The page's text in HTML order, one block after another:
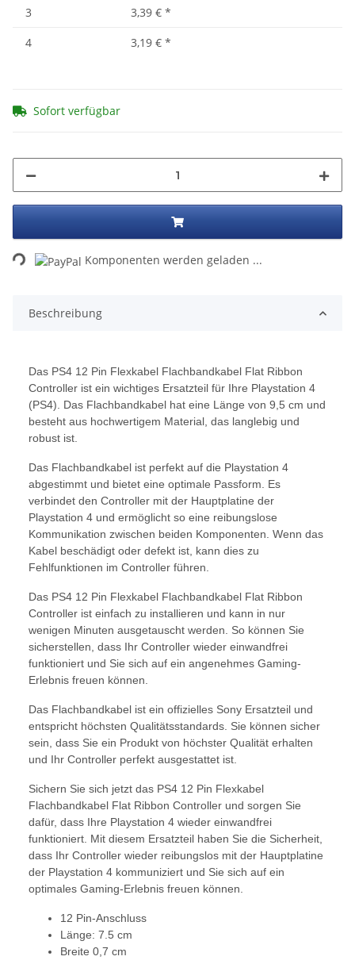
3
3,39 € *
4
3,19 € *
Sofort verfügbar
Loading... Komponenten werden geladen ...
Beschreibung
Das PS4 12 Pin Flexkabel Flachbandkabel Flat Ribbon
Controller ist ein wichtiges Ersatzteil für Ihre Playstation 4
(PS4). Das Flachbandkabel hat eine Länge von 9,5 cm und
besteht aus hochwertigem Material, das langlebig und
robust ist.
Das Flachbandkabel ist perfekt auf die Playstation 4
abgestimmt und bietet eine optimale Passform. Es
verbindet den Controller mit der Hauptplatine der
Playstation 4 und ermöglicht so eine reibungslose
Kommunikation zwischen beiden Komponenten. Wenn das
Kabel beschädigt oder defekt ist, kann dies zu
Fehlfunktionen im Controller führen.
Das PS4 12 Pin Flexkabel Flachbandkabel Flat Ribbon
Controller ist einfach zu installieren und kann in nur
wenigen Minuten ausgetauscht werden. So können Sie
sicherstellen, dass Ihr Controller wieder einwandfrei
funktioniert und Sie sich auf ein angenehmes Gaming-
Erlebnis freuen können.
Das Flachbandkabel ist ein offizielles Sony Ersatzteil und
entspricht höchsten Qualitätsstandards. Sie können sicher
sein, dass Sie ein Produkt von höchster Qualität erhalten
und Ihr Controller perfekt ausgestattet ist.
Sichern Sie sich jetzt das PS4 12 Pin Flexkabel
Flachbandkabel Flat Ribbon Controller und sorgen Sie
dafür, dass Ihre Playstation 4 wieder einwandfrei
funktioniert. Mit diesem Ersatzteil haben Sie die Sicherheit,
dass Ihr Controller wieder reibungslos mit der Hauptplatine
der Playstation 4 kommuniziert und Sie sich auf ein
optimales Gaming-Erlebnis freuen können.
12 Pin-Anschluss
Länge: 7.5 cm
Breite 0,7 cm